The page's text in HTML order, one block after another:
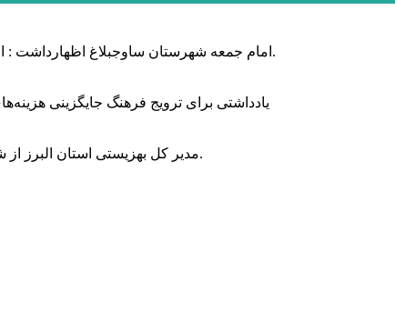
امام جمعه شهرستان ساوجبلاغ اظهارداشت : اربعین امسال سراسر حماسه خونخواهی و مرگ بر آمریکا و اسرائیل بود.
یادداشتی برای ترویج فرهنگ جایگزینی
مدیر کل بهزیستی استان البرز از شناسایی ۲ هزار و ۴۰۰ کودک دارای اختلالات بینایی در این استان خبر داد.